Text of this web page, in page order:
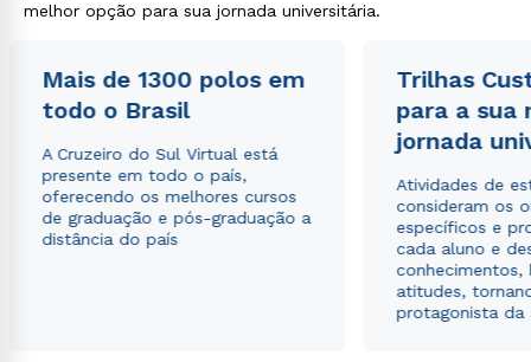
melhor opção para sua jornada universitária.
Mais de 1300 polos em
todo o Brasil
A Cruzeiro do Sul Virtual está
presente em todo o país,
oferecendo os melhores cursos
de graduação e pós-graduação a
distância do país
Trilhas
para a sua
jornada
Atividades de
consideram os
específicos e
cada aluno e
conhecimentos,
atitudes,
protagonista da